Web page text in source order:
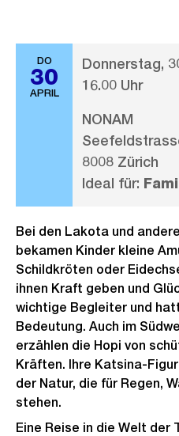
DO
30
APRIL
Donnerstag,
16.00 Uhr
NONAM
8008 Zürich
Ideal für:
Bei den Lakota und
bekamen Kinder kleine
Schildkröten oder
ihnen Kraft geben und
wichtige Begleiter und
Bedeutung. Auch im
erzählen die Hopi von
Kräften. Ihre Katsina-
der Natur, die für Regen,
stehen.
Eine Reise in die Welt der